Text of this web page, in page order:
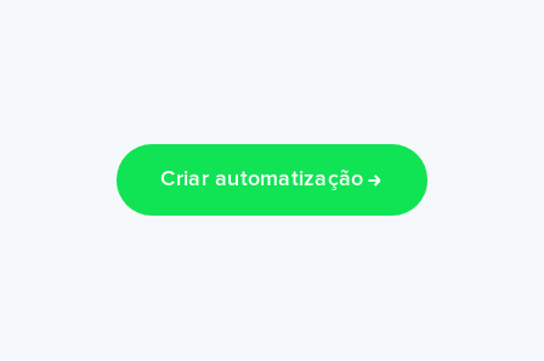
Criar automatização